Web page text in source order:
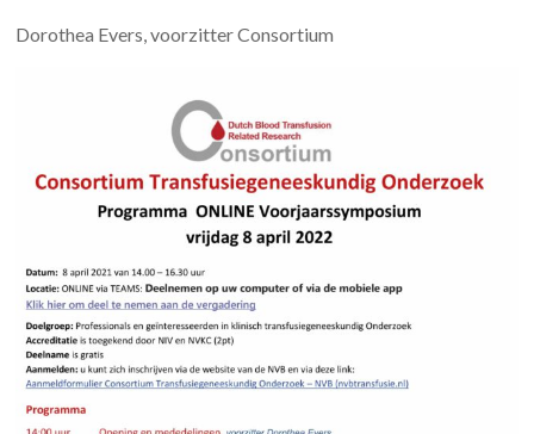
Dorothea Evers, voorzitter Consortium